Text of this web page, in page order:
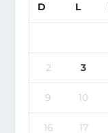
D L
2 3
9 10
16 17